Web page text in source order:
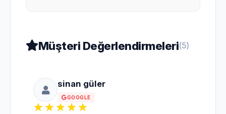
Müşteri Değerlendirmeleri(5)
sinan güler
GOOGLE